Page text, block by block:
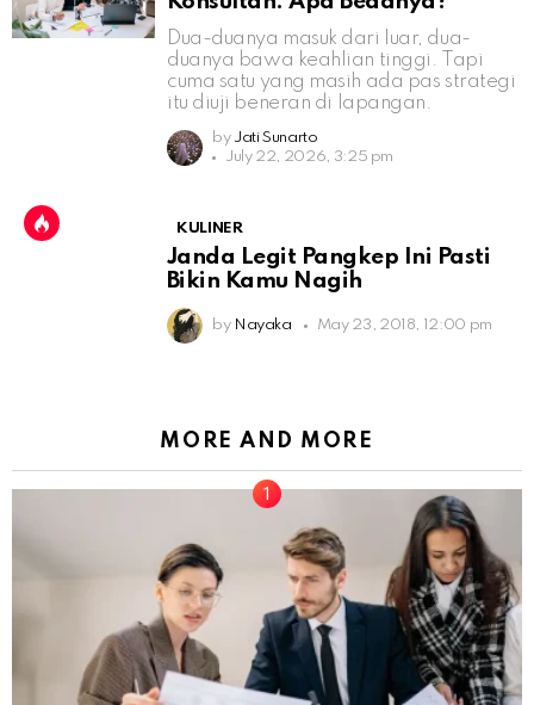
Dua-duanya masuk dari luar, dua-
duanya bawa keahlian tinggi. Tapi
cuma satu yang masih ada pas strategi
itu diuji beneran di lapangan.
by Jati Sunarto
July 22, 2026, 3:25 pm
KULINER
Janda Legit Pangkep Ini Pasti
Bikin Kamu Nagih
by Nayaka May 23, 2018, 12:00 pm
MORE AND MORE